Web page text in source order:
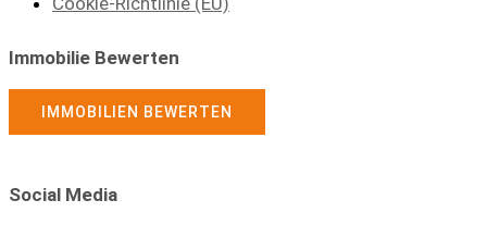
Immobilie Bewerten
IMMOBILIEN BEWERTEN
Social Media